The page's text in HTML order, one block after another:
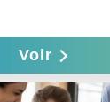
Voir